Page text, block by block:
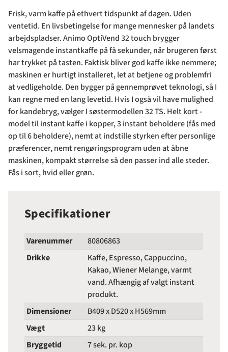
Frisk, varm kaffe på ethvert tidspunkt af dagen. Uden
ventetid. En livsbetingelse for mange mennesker på landets
arbejdspladser. Animo OptiVend 32 touch brygger
velsmagende instantkaffe på få sekunder, når brugeren først
har trykket på tasten. Faktisk bliver god kaffe ikke nemmere;
maskinen er hurtigt installeret, let at betjene og problemfri
at vedligeholde. Den bygger på gennemprøvet teknologi, så I
kan regne med en lang levetid. Hvis I også vil have mulighed
for kandebryg, vælger I søstermodellen 32 TS. Helt kort -
model til instant kaffe i kopper, 3 instant beholdere (fås med
op til 6 beholdere), nemt at indstille styrken efter personlige
præferencer, nemt rengøringsprogram uden at åbne
maskinen, kompakt størrelse så den passer ind alle steder.
Fås i sort, hvid eller grøn.
Specifikationer
Varenummer
80806863
Drikke
Kaffe, Espresso, Cappuccino,
Kakao, Wiener Melange, varmt
vand. Afhængig af valgt instant
produkt.
Dimensioner
B409 x D520 x H569mm
Vægt
23 kg
Bryggetid
7 sek. pr. kop